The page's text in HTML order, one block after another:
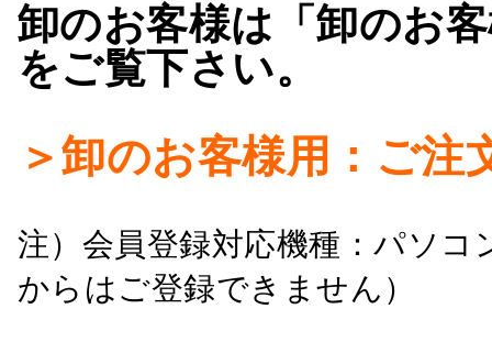
卸のお客様は「卸のお
をご覧下さい。
＞卸のお客様用：ご注
注）会員登録対応機種：パソ
からはご登録できません）